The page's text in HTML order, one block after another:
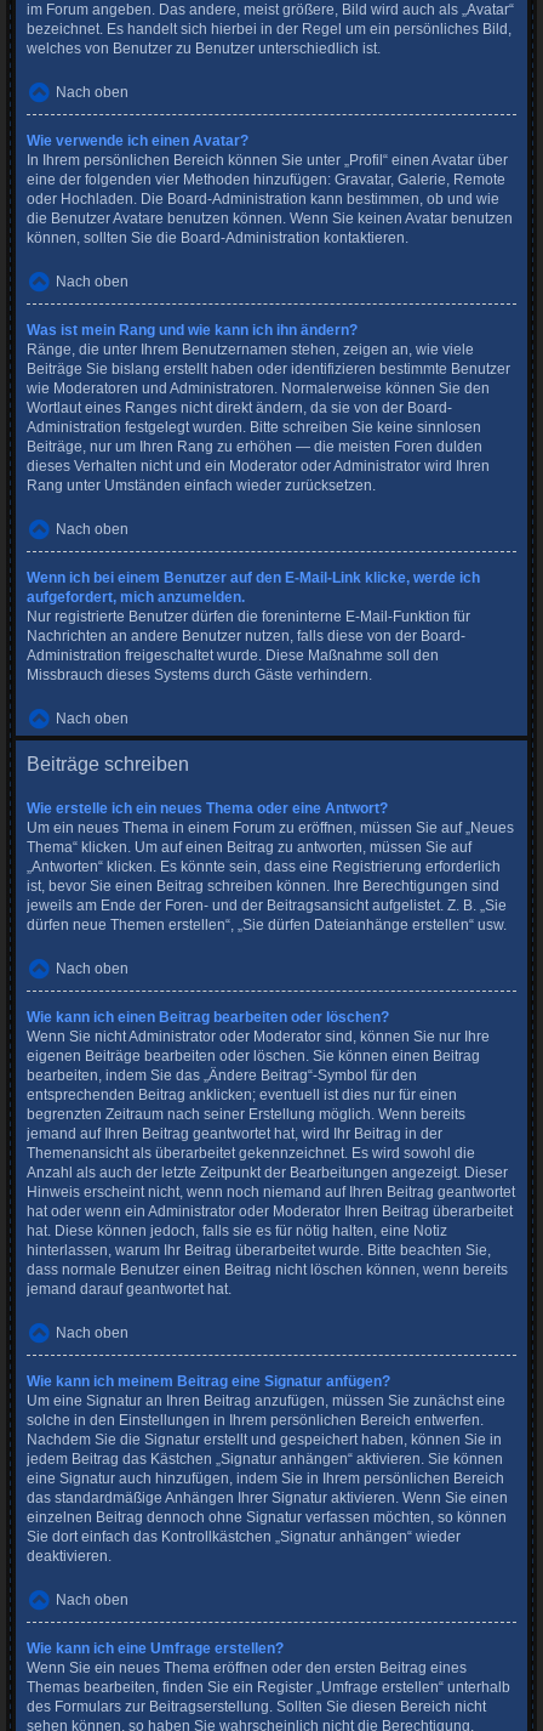
im Forum angeben. Das andere, meist größere, Bild wird auch als „Avatar“
bezeichnet. Es handelt sich hierbei in der Regel um ein persönliches Bild,
welches von Benutzer zu Benutzer unterschiedlich ist.
Nach oben
Wie verwende ich einen Avatar?
In Ihrem persönlichen Bereich können Sie unter „Profil“ einen Avatar über
eine der folgenden vier Methoden hinzufügen: Gravatar, Galerie, Remote
oder Hochladen. Die Board-Administration kann bestimmen, ob und wie
die Benutzer Avatare benutzen können. Wenn Sie keinen Avatar benutzen
können, sollten Sie die Board-Administration kontaktieren.
Nach oben
Was ist mein Rang und wie kann ich ihn ändern?
Ränge, die unter Ihrem Benutzernamen stehen, zeigen an, wie viele
Beiträge Sie bislang erstellt haben oder identifizieren bestimmte Benutzer
wie Moderatoren und Administratoren. Normalerweise können Sie den
Wortlaut eines Ranges nicht direkt ändern, da sie von der Board-
Administration festgelegt wurden. Bitte schreiben Sie keine sinnlosen
Beiträge, nur um Ihren Rang zu erhöhen — die meisten Foren dulden
dieses Verhalten nicht und ein Moderator oder Administrator wird Ihren
Rang unter Umständen einfach wieder zurücksetzen.
Nach oben
Wenn ich bei einem Benutzer auf den E-Mail-Link klicke, werde ich
aufgefordert, mich anzumelden.
Nur registrierte Benutzer dürfen die foreninterne E-Mail-Funktion für
Nachrichten an andere Benutzer nutzen, falls diese von der Board-
Administration freigeschaltet wurde. Diese Maßnahme soll den
Missbrauch dieses Systems durch Gäste verhindern.
Nach oben
Beiträge schreiben
Wie erstelle ich ein neues Thema oder eine Antwort?
Um ein neues Thema in einem Forum zu eröffnen, müssen Sie auf „Neues
Thema“ klicken. Um auf einen Beitrag zu antworten, müssen Sie auf
„Antworten“ klicken. Es könnte sein, dass eine Registrierung erforderlich
ist, bevor Sie einen Beitrag schreiben können. Ihre Berechtigungen sind
jeweils am Ende der Foren- und der Beitragsansicht aufgelistet. Z. B. „Sie
dürfen neue Themen erstellen“, „Sie dürfen Dateianhänge erstellen“ usw.
Nach oben
Wie kann ich einen Beitrag bearbeiten oder löschen?
Wenn Sie nicht Administrator oder Moderator sind, können Sie nur Ihre
eigenen Beiträge bearbeiten oder löschen. Sie können einen Beitrag
bearbeiten, indem Sie das „Ändere Beitrag“-Symbol für den
entsprechenden Beitrag anklicken; eventuell ist dies nur für einen
begrenzten Zeitraum nach seiner Erstellung möglich. Wenn bereits
jemand auf Ihren Beitrag geantwortet hat, wird Ihr Beitrag in der
Themenansicht als überarbeitet gekennzeichnet. Es wird sowohl die
Anzahl als auch der letzte Zeitpunkt der Bearbeitungen angezeigt. Dieser
Hinweis erscheint nicht, wenn noch niemand auf Ihren Beitrag geantwortet
hat oder wenn ein Administrator oder Moderator Ihren Beitrag überarbeitet
hat. Diese können jedoch, falls sie es für nötig halten, eine Notiz
hinterlassen, warum Ihr Beitrag überarbeitet wurde. Bitte beachten Sie,
dass normale Benutzer einen Beitrag nicht löschen können, wenn bereits
jemand darauf geantwortet hat.
Nach oben
Wie kann ich meinem Beitrag eine Signatur anfügen?
Um eine Signatur an Ihren Beitrag anzufügen, müssen Sie zunächst eine
solche in den Einstellungen in Ihrem persönlichen Bereich entwerfen.
Nachdem Sie die Signatur erstellt und gespeichert haben, können Sie in
jedem Beitrag das Kästchen „Signatur anhängen“ aktivieren. Sie können
eine Signatur auch hinzufügen, indem Sie in Ihrem persönlichen Bereich
das standardmäßige Anhängen Ihrer Signatur aktivieren. Wenn Sie einen
einzelnen Beitrag dennoch ohne Signatur verfassen möchten, so können
Sie dort einfach das Kontrollkästchen „Signatur anhängen“ wieder
deaktivieren.
Nach oben
Wie kann ich eine Umfrage erstellen?
Wenn Sie ein neues Thema eröffnen oder den ersten Beitrag eines
Themas bearbeiten, finden Sie ein Register „Umfrage erstellen“ unterhalb
des Formulars zur Beitragserstellung. Sollten Sie diesen Bereich nicht
sehen können, so haben Sie wahrscheinlich nicht die Berechtigung,